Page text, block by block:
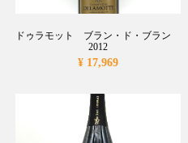
ドゥラモット ブラン・ド・ブラン
2012
¥ 17,969